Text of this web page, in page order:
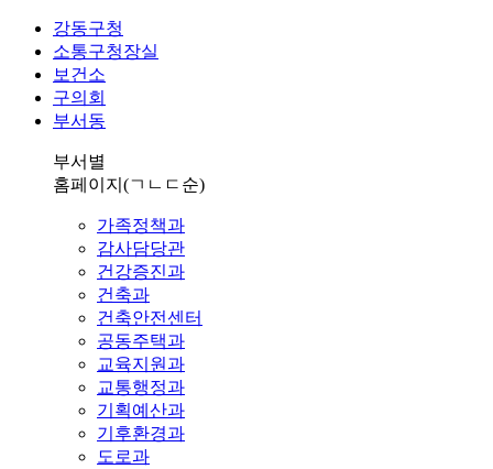
강동구청
소통구청장실
보건소
구의회
부서동
부서별
홈페이지 (ㄱㄴㄷ순)
가족정책과
감사담당관
건강증진과
건축과
건축안전센터
공동주택과
교육지원과
교통행정과
기획예산과
기후환경과
도로과